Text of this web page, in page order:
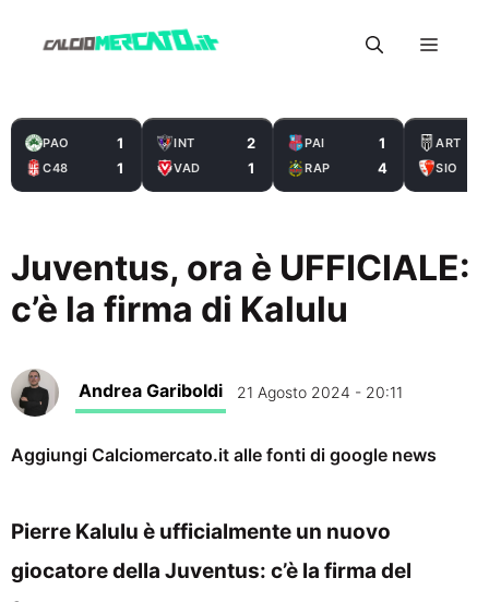
Menu
PAO 1
C48 1
INT 2
VAD 1
PAI 1
RAP 4
ART
SIO
Juventus, ora è UFFICIALE:
c’è la firma di Kalulu
Andrea Gariboldi 21 Agosto 2024 - 20:11
Aggiungi Calciomercato.it alle fonti di google news
Pierre Kalulu è ufficialmente un nuovo
giocatore della Juventus: c’è la firma del